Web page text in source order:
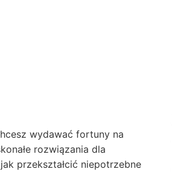
wydawać fortuny na
rozwiązania dla
przekształcić niepotrzebne